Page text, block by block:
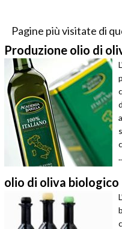
Pagine più visitate di
Produzione olio di
olio di oliva biologico